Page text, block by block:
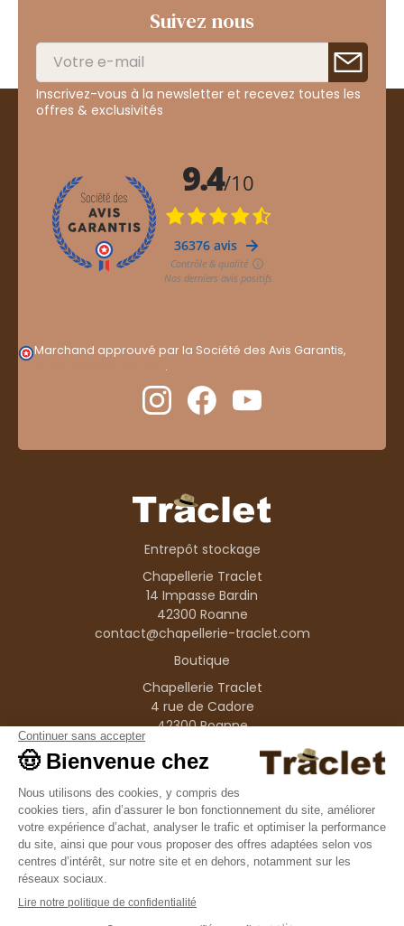
Suivez nous
Inscrivez-vous à la newsletter et recevez toutes les
offres & exclusivités
Marchand approuvé par la Société des Avis Garantis,
.
Entrepôt stockage
Chapellerie Traclet
14 Impasse Bardin
42300 Roanne
contact@chapellerie-traclet.com
Boutique
Chapellerie Traclet
4 rue de Cadore
42300 Roanne
Produits
Nos marques